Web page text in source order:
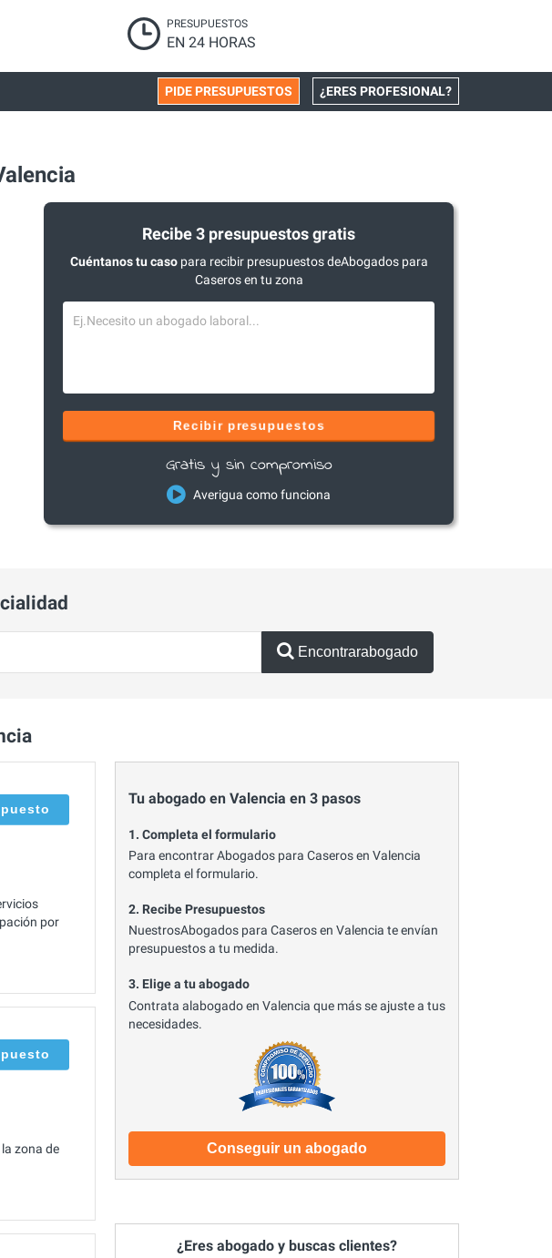
PRESUPUESTOS
EN 24 HORAS
¿ERES PROFESIONAL?
PIDE PRESUPUESTOS
Recibe 3 presupuestos gratis
Cuéntanos tu casopara recibir presupuestos deAbogados para
Caseros en tu zona
Recibir presupuestos
Gratis y sin compromiso
Averigua como funciona
Encontrarabogado
por
zona de
Tu abogado en Valencia en 3 pasos
1. Completa el formulario
Para encontrar Abogados para Caseros en Valencia
completa el formulario.
2. Recibe Presupuestos
NuestrosAbogados para Caseros en Valencia te envían
presupuestos a tu medida.
3. Elige a tu abogado
Contrata alabogado en Valencia que más se ajuste a tus
necesidades.
Conseguir un abogado
¿Eres abogado y buscas clientes?